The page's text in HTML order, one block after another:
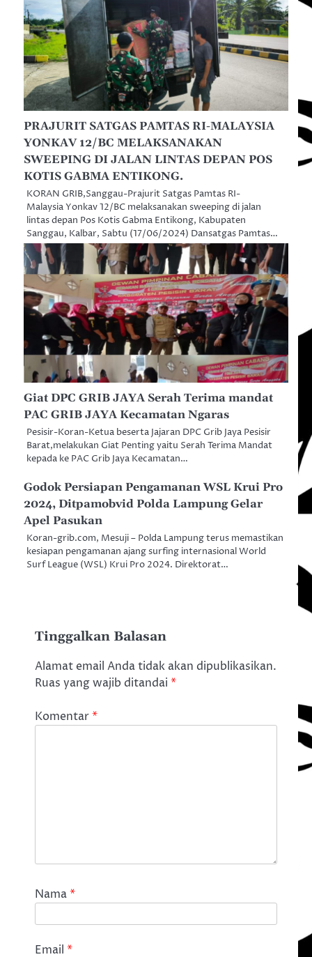
PRAJURIT SATGAS PAMTAS RI-MALAYSIA
YONKAV 12/BC MELAKSANAKAN
SWEEPING DI JALAN LINTAS DEPAN POS
KOTIS GABMA ENTIKONG.
KORAN GRIB,Sanggau-Prajurit Satgas Pamtas RI-
Malaysia Yonkav 12/BC melaksanakan sweeping di jalan
lintas depan Pos Kotis Gabma Entikong, Kabupaten
Sanggau, Kalbar, Sabtu (17/06/2024) Dansatgas Pamtas…
Giat DPC GRIB JAYA Serah Terima mandat
PAC GRIB JAYA Kecamatan Ngaras
Pesisir-Koran-Ketua beserta Jajaran DPC Grib Jaya Pesisir
Barat,melakukan Giat Penting yaitu Serah Terima Mandat
kepada ke PAC Grib Jaya Kecamatan…
Godok Persiapan Pengamanan WSL Krui Pro
2024, Ditpamobvid Polda Lampung Gelar
Apel Pasukan
Koran-grib.com, Mesuji – Polda Lampung terus memastikan
kesiapan pengamanan ajang surfing internasional World
Surf League (WSL) Krui Pro 2024. Direktorat…
Tinggalkan Balasan
Alamat email Anda tidak akan dipublikasikan.
Ruas yang wajib ditandai *
Komentar*
Nama*
Email *